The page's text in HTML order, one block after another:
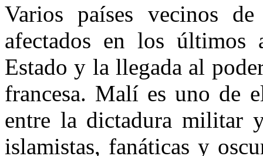
Varios países vecinos
afectados en los
Estado y la llegada al
francesa. Malí es uno de
entre la dictadura militar
islamistas, fanáticas y